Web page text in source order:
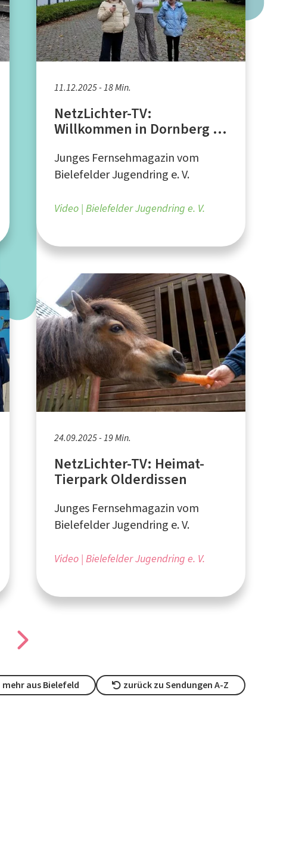
11.12.2025 - 18 Min.
NetzLichter-TV:
Willkommen in Dornberg -
Junges Fernsehmagazin vom
Bielefelder Jugendring e. V.
Video Bielefelder Jugendring e. V.
24.09.2025 - 19 Min.
NetzLichter-TV: Heimat-
Tierpark Olderdissen
Junges Fernsehmagazin vom
Bielefelder Jugendring e. V.
Video Bielefelder Jugendring e. V.
mehr aus Bielefeld zurück zu Sendungen A-Z